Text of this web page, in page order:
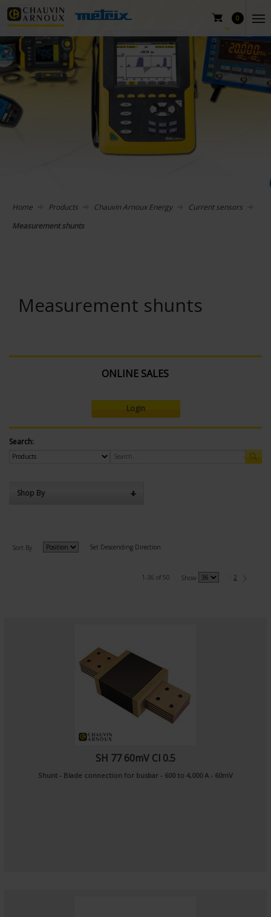
0
Home Products Chauvin Arnoux Energy
Current sensors
Measurement shunts
Measurement shunts
ONLINE SALES
Login
Search:
Shop By
Sort By Set Descending Direction
1-36 of 50 Show 1 2
SH 77 60mV Cl 0.5
Shunt - Blade connection for busbar - 600 to 4,000 A - 60mV